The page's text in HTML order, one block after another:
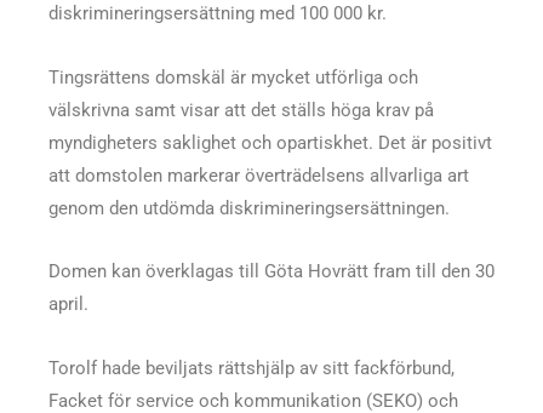
diskrimineringsersättning med 100 000 kr.
Tingsrättens domskäl är mycket utförliga och
välskrivna samt visar att det ställs höga krav på
myndigheters saklighet och opartiskhet. Det är positivt
att domstolen markerar överträdelsens allvarliga art
genom den utdömda diskrimineringsersättningen.
Domen kan överklagas till Göta Hovrätt fram till den 30
april.
Torolf hade beviljats rättshjälp av sitt fackförbund,
Facket för service och kommunikation (SEKO) och